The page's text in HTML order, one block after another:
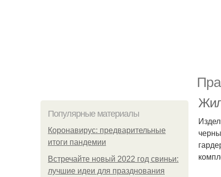
Популярные материалы
Коронавирус: предварительные
итоги пандемии
Встречайте новый 2022 год свиньи:
лучшие идеи для празднования